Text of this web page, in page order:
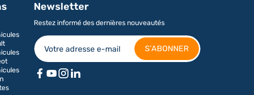
Newsletter
Restez informé des dernières nouveautés